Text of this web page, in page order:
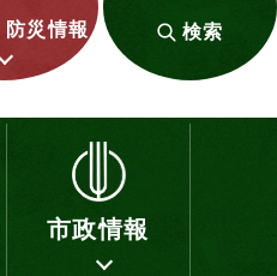
防災情報 検索
市政情報